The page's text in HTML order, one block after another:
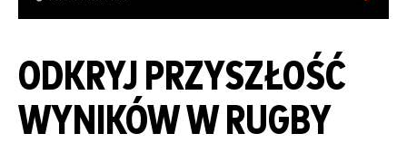
ODKRYJ PRZYSZŁOŚĆ
WYNIKÓW W RUGBY